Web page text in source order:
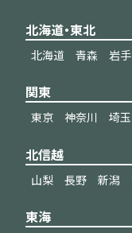
北海道・東北
北海道 青森 岩手
関東
東京 神奈川 埼玉
北信越
山梨 長野 新潟
東海